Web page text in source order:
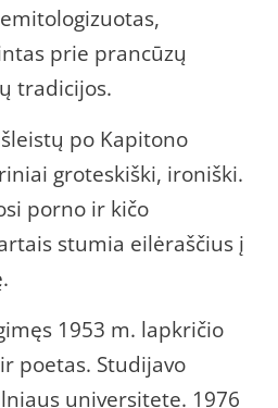
prie prancūzų
tradicijos.
po Kapitono
groteskiški, ironiški.
porno ir kičo
stumia eilėraščius į
1953 m. lapkričio
poetas. Studijavo
universitete. 1976